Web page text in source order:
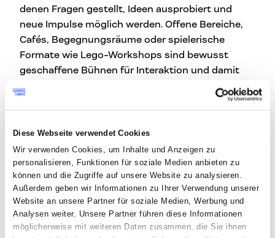
Diese Webseite verwendet Cookies
Wir verwenden Cookies, um Inhalte und Anzeigen zu
personalisieren, Funktionen für soziale Medien anbieten zu
können und die Zugriffe auf unsere Website zu analysieren.
Außerdem geben wir Informationen zu Ihrer Verwendung unserer
Website an unsere Partner für soziale Medien, Werbung und
Analysen weiter. Unsere Partner führen diese Informationen
möglicherweise mit weiteren Daten zusammen, die Sie ihnen
denen Fragen gestellt, Ideen ausprobiert und
neue Impulse möglich werden. Offene Bereiche,
Cafés, Begegnungsräume oder spielerische
Formate wie Lego-Workshops sind bewusst
geschaffene Bühnen für Interaktion und damit
Nährboden für Neugier und neue Denkansätze.
Ein zentrales Prinzip, das sich durch Abels Arbeit
Gestaltung von Rahmenbedingungen, die
Offenheit ermöglichen. Zuhören, Perspektiven
zulassen, Fragen vor schnellen Antworten – all
das sind Haltungen, die Räume und Teams
gleichermaßen prägen sollten, wenn sie
Innovation fördern wollen.